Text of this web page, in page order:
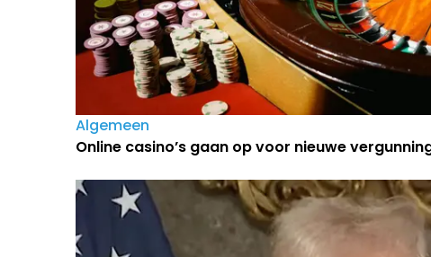
Algemeen
Online casino’s gaan op voor nieuwe